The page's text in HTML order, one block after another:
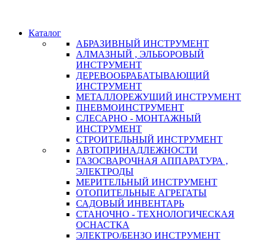
Каталог
АБРАЗИВНЫЙ ИНСТРУМЕНТ
АЛМАЗНЫЙ , ЭЛЬБОРОВЫЙ
ИНСТРУМЕНТ
ДЕРЕВООБРАБАТЫВАЮЩИЙ
ИНСТРУМЕНТ
МЕТАЛЛОРЕЖУЩИЙ ИНСТРУМЕНТ
ПНЕВМОИНСТРУМЕНТ
СЛЕСАРНО - МОНТАЖНЫЙ
ИНСТРУМЕНТ
СТРОИТЕЛЬНЫЙ ИНСТРУМЕНТ
АВТОПРИНАДЛЕЖНОСТИ
ГАЗОСВАРОЧНАЯ АППАРАТУРА ,
ЭЛЕКТРОДЫ
МЕРИТЕЛЬНЫЙ ИНСТРУМЕНТ
ОТОПИТЕЛЬНЫЕ АГРЕГАТЫ
САДОВЫЙ ИНВЕНТАРЬ
СТАНОЧНО - ТЕХНОЛОГИЧЕСКАЯ
ОСНАСТКА
ЭЛЕКТРО/БЕНЗО ИНСТРУМЕНТ